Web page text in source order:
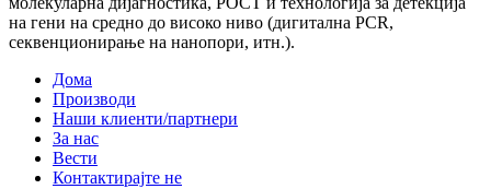
на гени на средно до високо ниво (дигитална PCR,
секвенционирање на нанопори, итн.).
Дома
Производи
Наши клиенти/партнери
За нас
Вести
Контактирајте не